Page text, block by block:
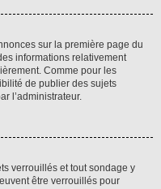
sur la première page du
informations relativement
Comme pour les
de publier des sujets
l’administrateur.
verrouillés et tout sondage y
être verrouillés pour